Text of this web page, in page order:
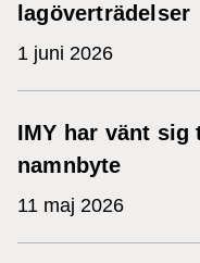
lagöverträdelser
1 juni 2026
IMY har vänt
namnbyte
11 maj 2026